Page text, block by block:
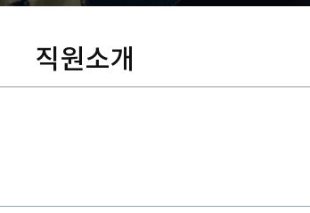
직원소개